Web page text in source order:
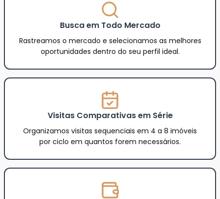
Busca em Todo Mercado
Rastreamos o mercado e selecionamos as melhores
oportunidades dentro do seu perfil ideal.
Visitas Comparativas em Série
Organizamos visitas sequenciais em 4 a 8 imóveis
por ciclo em quantos forem necessários.